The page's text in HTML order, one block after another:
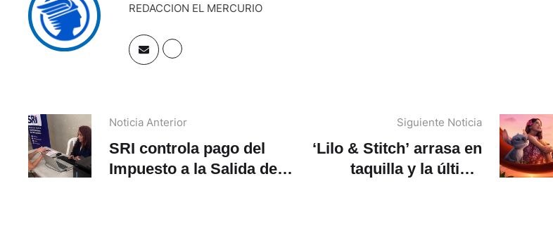
REDACCION EL MERCURIO
Noticia Anterior
SRI controla pago del
Impuesto a la Salida de
Siguiente Noticia
‘Lilo & Stitch’ arrasa en
taquilla y la última